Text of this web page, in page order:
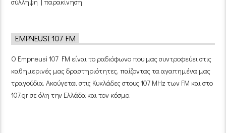
EMPNEUSI 107 FM
Ο Empneusi 107 FM είναι το ραδιόφωνο που μας συντροφεύει στις
καθημερινές μας δραστηριότητες, παίζοντας τα αγαπημένα μας
τραγούδια. Ακούγεται στις Κυκλάδες στους 107 MHz των FM και στο
107.gr σε όλη την Ελλάδα και τον κόσμο.